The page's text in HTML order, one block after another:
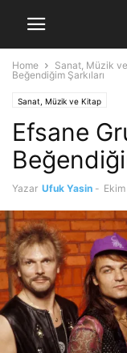
Home Sanat, Müzik
Beğendiğim Şarkıları
Sanat, Müzik ve Kitap
Efsane
Yazar Ufuk Yasin -